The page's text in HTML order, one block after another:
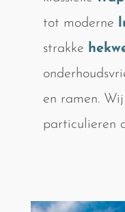
tot moderne
strakke
en ramen.
particulieren